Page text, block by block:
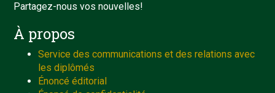
Partagez-nous vos nouvelles!
À propos
Service des communications et des relations avec
les diplômés
Énoncé éditorial